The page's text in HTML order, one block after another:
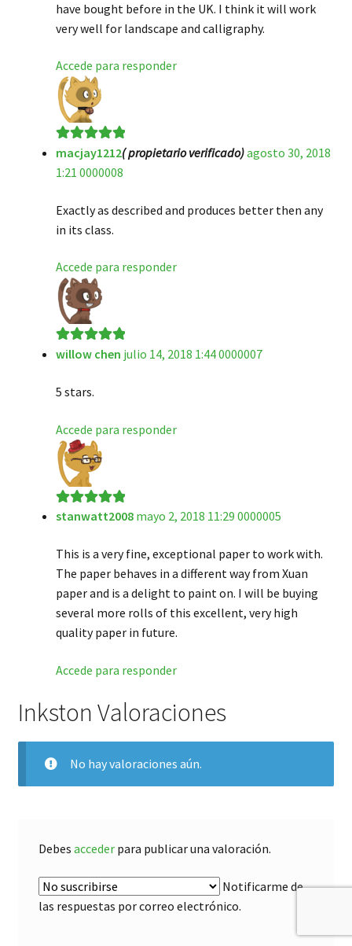
have bought before in the UK. I think it will work
very well for landscape and calligraphy.
Accede para responder
Valorado en5
de 5
macjay1212( propietario verificado)agosto 30, 2018
1:21 0000008
Exactly as described and produces better then any
in its class.
Accede para responder
Valorado en5
willow chen julio 14, 2018 1:44 0000007
5 stars.
Accede para responder
Valorado en5
stanwatt2008 mayo 2, 2018 11:29 0000005
This is a very fine, exceptional paper to work with.
The paper behaves in a different way from Xuan
paper and is a delight to paint on. I will be buying
several more rolls of this excellent, very high
quality paper in future.
Accede para responder
Inkston Valoraciones
No hay valoraciones aún.
Debes accederpara publicar una valoración.
Notificarme de
las respuestas por correo electrónico.